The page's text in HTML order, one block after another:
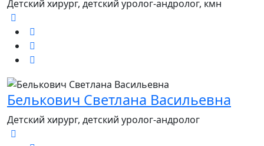
Детский хирург, детский уролог-андролог, кмн
Белькович Светлана Васильевна
Детский хирург, детский уролог-андролог